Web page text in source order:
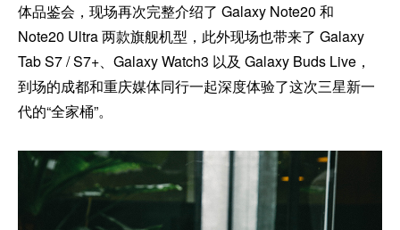
体品鉴会，现场再次完整介绍了 Galaxy Note20 和
Note20 Ultra 两款旗舰机型，此外现场也带来了 Galaxy
Tab S7 / S7+、Galaxy Watch3 以及 Galaxy Buds Live，
到场的成都和重庆媒体同行一起深度体验了这次三星新一
代的“全家桶”。